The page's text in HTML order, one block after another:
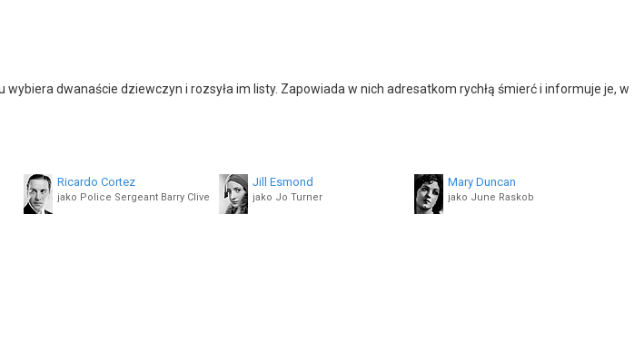
dwanaście dziewczyn i rozsyła im listy. Zapowiada w nich adresatkom rychłą śmierć i informuje je, w
Ricardo Cortez
jako Police Sergeant Barry Clive
Jill Esmond
jako Jo Turner
Mary Duncan
jako June Raskob